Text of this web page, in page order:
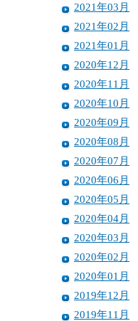
2021年03月
2021年02月
2021年01月
2020年12月
2020年11月
2020年10月
2020年09月
2020年08月
2020年07月
2020年06月
2020年05月
2020年04月
2020年03月
2020年02月
2020年01月
2019年12月
2019年11月